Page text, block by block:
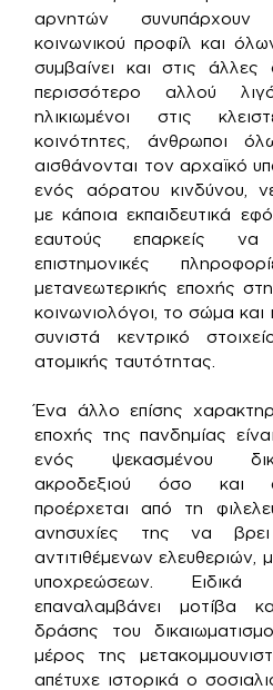
αρνητών συνυπάρχουν
κοινωνικού προφίλ και
συμβαίνει και στις
περισσότερο αλλού
ηλικιωμένοι στις
κοινότητες, άνθρωποι
αισθάνονται τον αρχαϊκό
ενός αόρατου κινδύνου,
με κάποια εκπαιδευτικά
εαυτούς επαρκείς να
επιστημονικές
μετανεωτερικής εποχής
κοινωνιολόγοι, το σώμα
συνιστά κεντρικό
ατομικής ταυτότητας.
Ένα άλλο επίσης
εποχής της πανδημίας
ενός ψεκασμένου
ακροδεξιού όσο και
προέρχεται από τη
ανησυχίες της να βρει
αντιτιθέμενων ελευθεριών,
υποχρεώσεων.
επαναλαμβάνει μοτίβα
δράσης του
μέρος της
απέτυχε ιστορικά ο